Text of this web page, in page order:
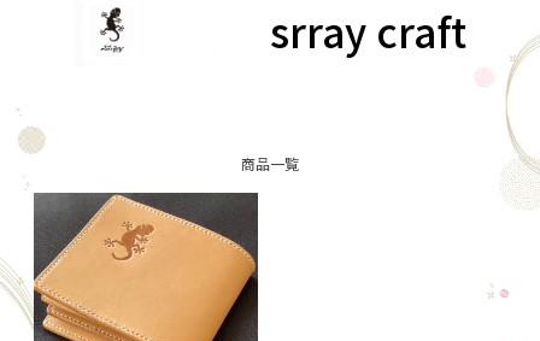
srray craft
商品一覧